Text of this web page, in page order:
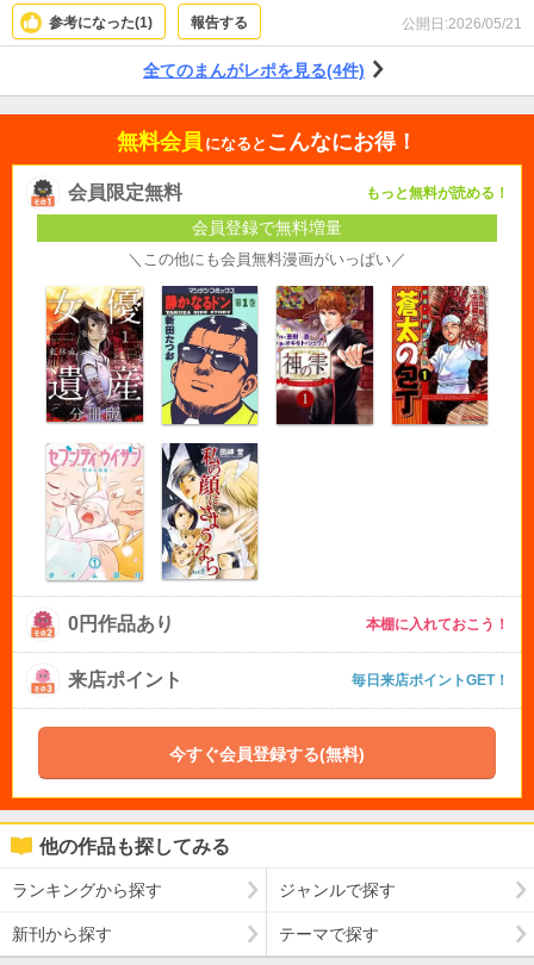
参考になった(1) 報告する 公開日:2026/05/21
全てのまんがレポを見る(4件)
無料会員 になると こんなにお得！
会員限定無料 もっと無料が読める！
会員登録で無料増量
＼この他にも会員無料漫画がいっぱい／
0円作品あり 本棚に入れておこう！
来店ポイント 毎日来店ポイントGET！
今すぐ会員登録する(無料)
他の作品も探してみる
ランキングから探す ジャンルで探す
新刊から探す テーマで探す